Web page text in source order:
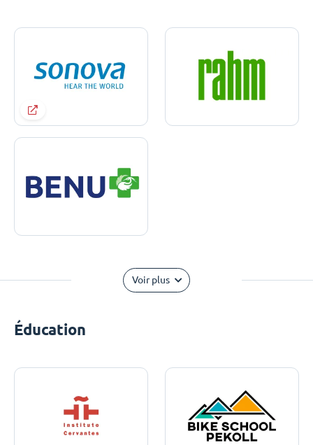
Voir plus
Éducation